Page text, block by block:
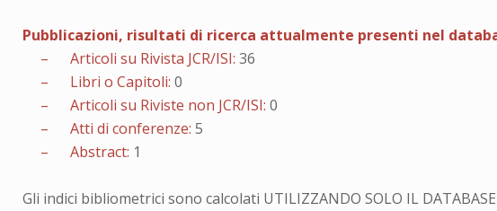
Pubblicazioni, risultati di ricerca attualmente presenti nel
– Articoli su Rivista JCR/ISI:36
– Libri o Capitoli:0
– Articoli su Riviste non JCR/ISI:0
– Atti di conferenze:5
– Abstract: 1
Gli indici bibliometrici sono calcolati UTILIZZANDO SOLO IL